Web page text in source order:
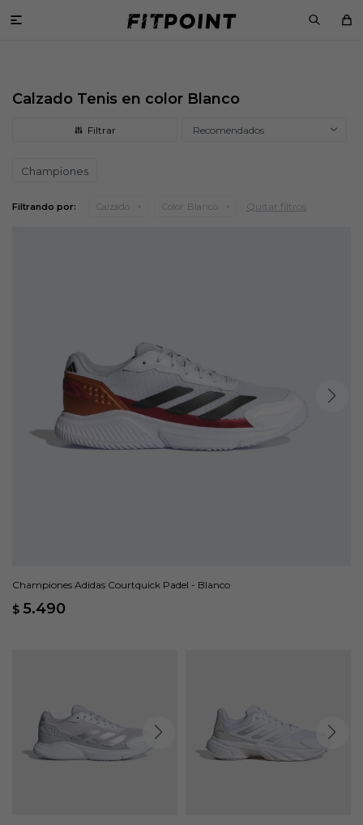

Calzado Tenis en color Blanco
Recomendados
Championes
Filtrando por: Calzado Color: Blanco Quitar filtros
Championes Adidas Courtquick Padel - Blanco
$ 5.490